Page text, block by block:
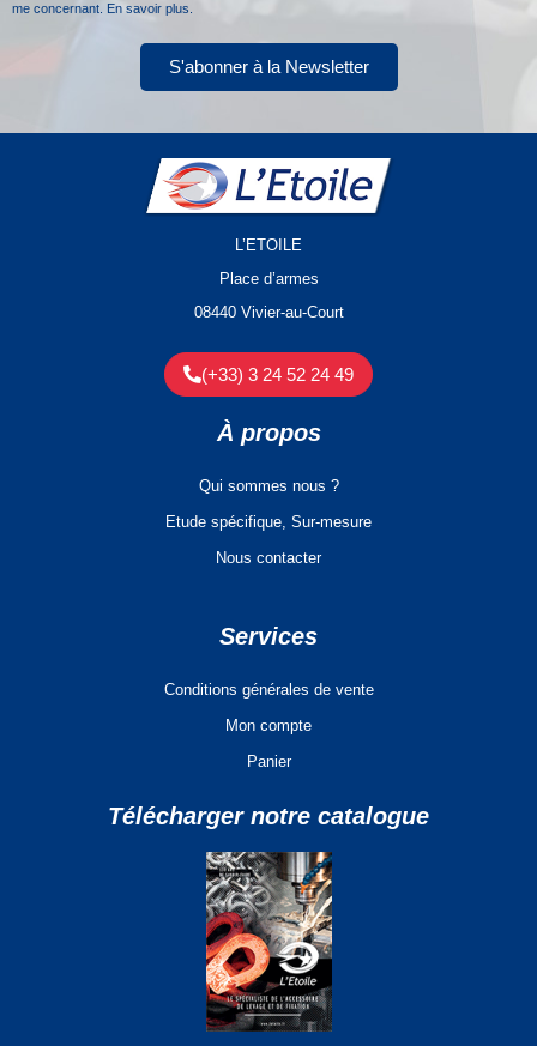
me concernant. En savoir plus.
S'abonner à la Newsletter
L’ETOILE
Place d’armes
08440 Vivier-au-Court
(+33) 3 24 52 24 49
À propos
Qui sommes nous ?
Etude spécifique, Sur-mesure
Nous contacter
Services
Conditions générales de vente
Mon compte
Panier
Télécharger notre catalogue